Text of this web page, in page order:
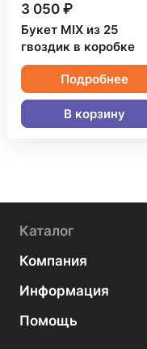
3 050 ₽
Букет MIX из 25
гвоздик в коробке
Подробнее
В корзину
Каталог
Компания
Информация
Помощь